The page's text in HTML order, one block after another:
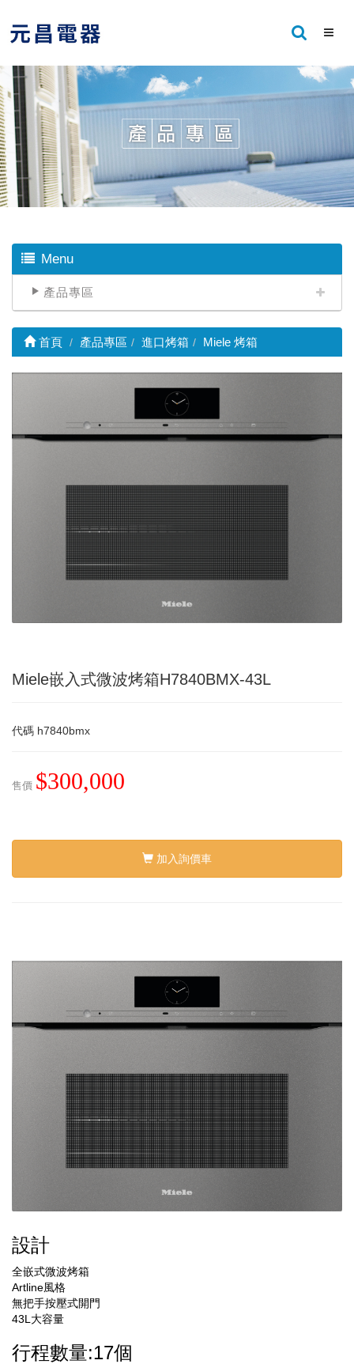
Menu
產品專區
首頁 產品專區 進口烤箱 Miele 烤箱
Miele嵌入式微波烤箱H7840BMX-43L
代碼 h7840bmx
售價 $300,000
加入詢價車
設計
全嵌式微波烤箱
Artline風格
無把手按壓式開門
43L大容量
行程數量:17個